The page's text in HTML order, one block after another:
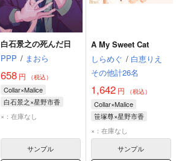
白石景之の死んだ日
PPP / まおら
658 円 （税込）
Collar×Malice
白石景之×星野市香
白石景之
×：在庫なし
サンプル
A My Sweet Cat
しらめぐ / 白恵りえ
その他計26名
1,642円 （税込）
Collar×Malice
笹塚尊×星野市香
笹塚尊
星野市香
×：在庫なし
サンプル